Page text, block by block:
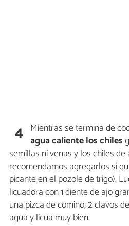
4 Mientras se termina de
agua caliente los chiles
semillas ni venas y los chiles
recomendamos agregarlos si
picante en el pozole de trigo).
licuadora con 1 diente de ajo
una pizca de comino, 2 clavos
agua y licua muy bien.